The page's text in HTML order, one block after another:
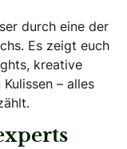
durch eine der
Es zeigt euch
kreative
– alles